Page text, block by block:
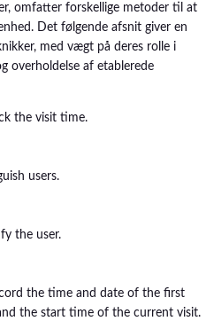
omfatter forskellige metoder til at
Det følgende afsnit giver en
med vægt på deres rolle i
overholdelse af etablerede
the visit time.
users.
the user.
the time and date of the first
the start time of the current visit.